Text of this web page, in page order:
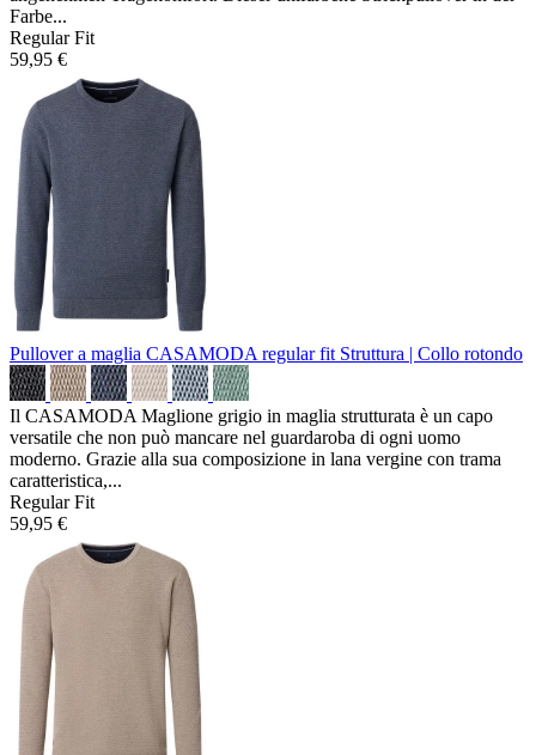
Farbe...
Regular Fit
59,95 €
Pullover a maglia CASAMODA regular fit Struttura | Collo rotondo
Il CASAMODA Maglione grigio in maglia strutturata è un capo
versatile che non può mancare nel guardaroba di ogni uomo
moderno. Grazie alla sua composizione in lana vergine con trama
caratteristica,...
Regular Fit
59,95 €